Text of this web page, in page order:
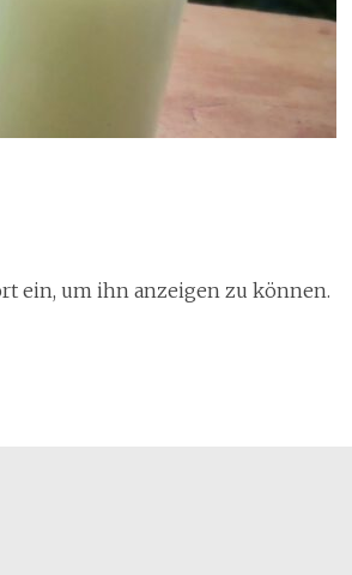
ein, um ihn anzeigen zu können.